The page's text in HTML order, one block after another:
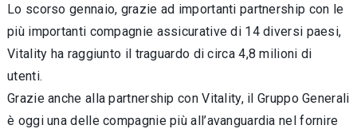
Lo scorso gennaio, grazie ad importanti partnership con le
più importanti compagnie assicurative di 14 diversi paesi,
Vitality ha raggiunto il traguardo di circa 4,8 milioni di
utenti.
Grazie anche alla partnership con Vitality, il Gruppo Generali
è oggi una delle compagnie più all’avanguardia nel fornire